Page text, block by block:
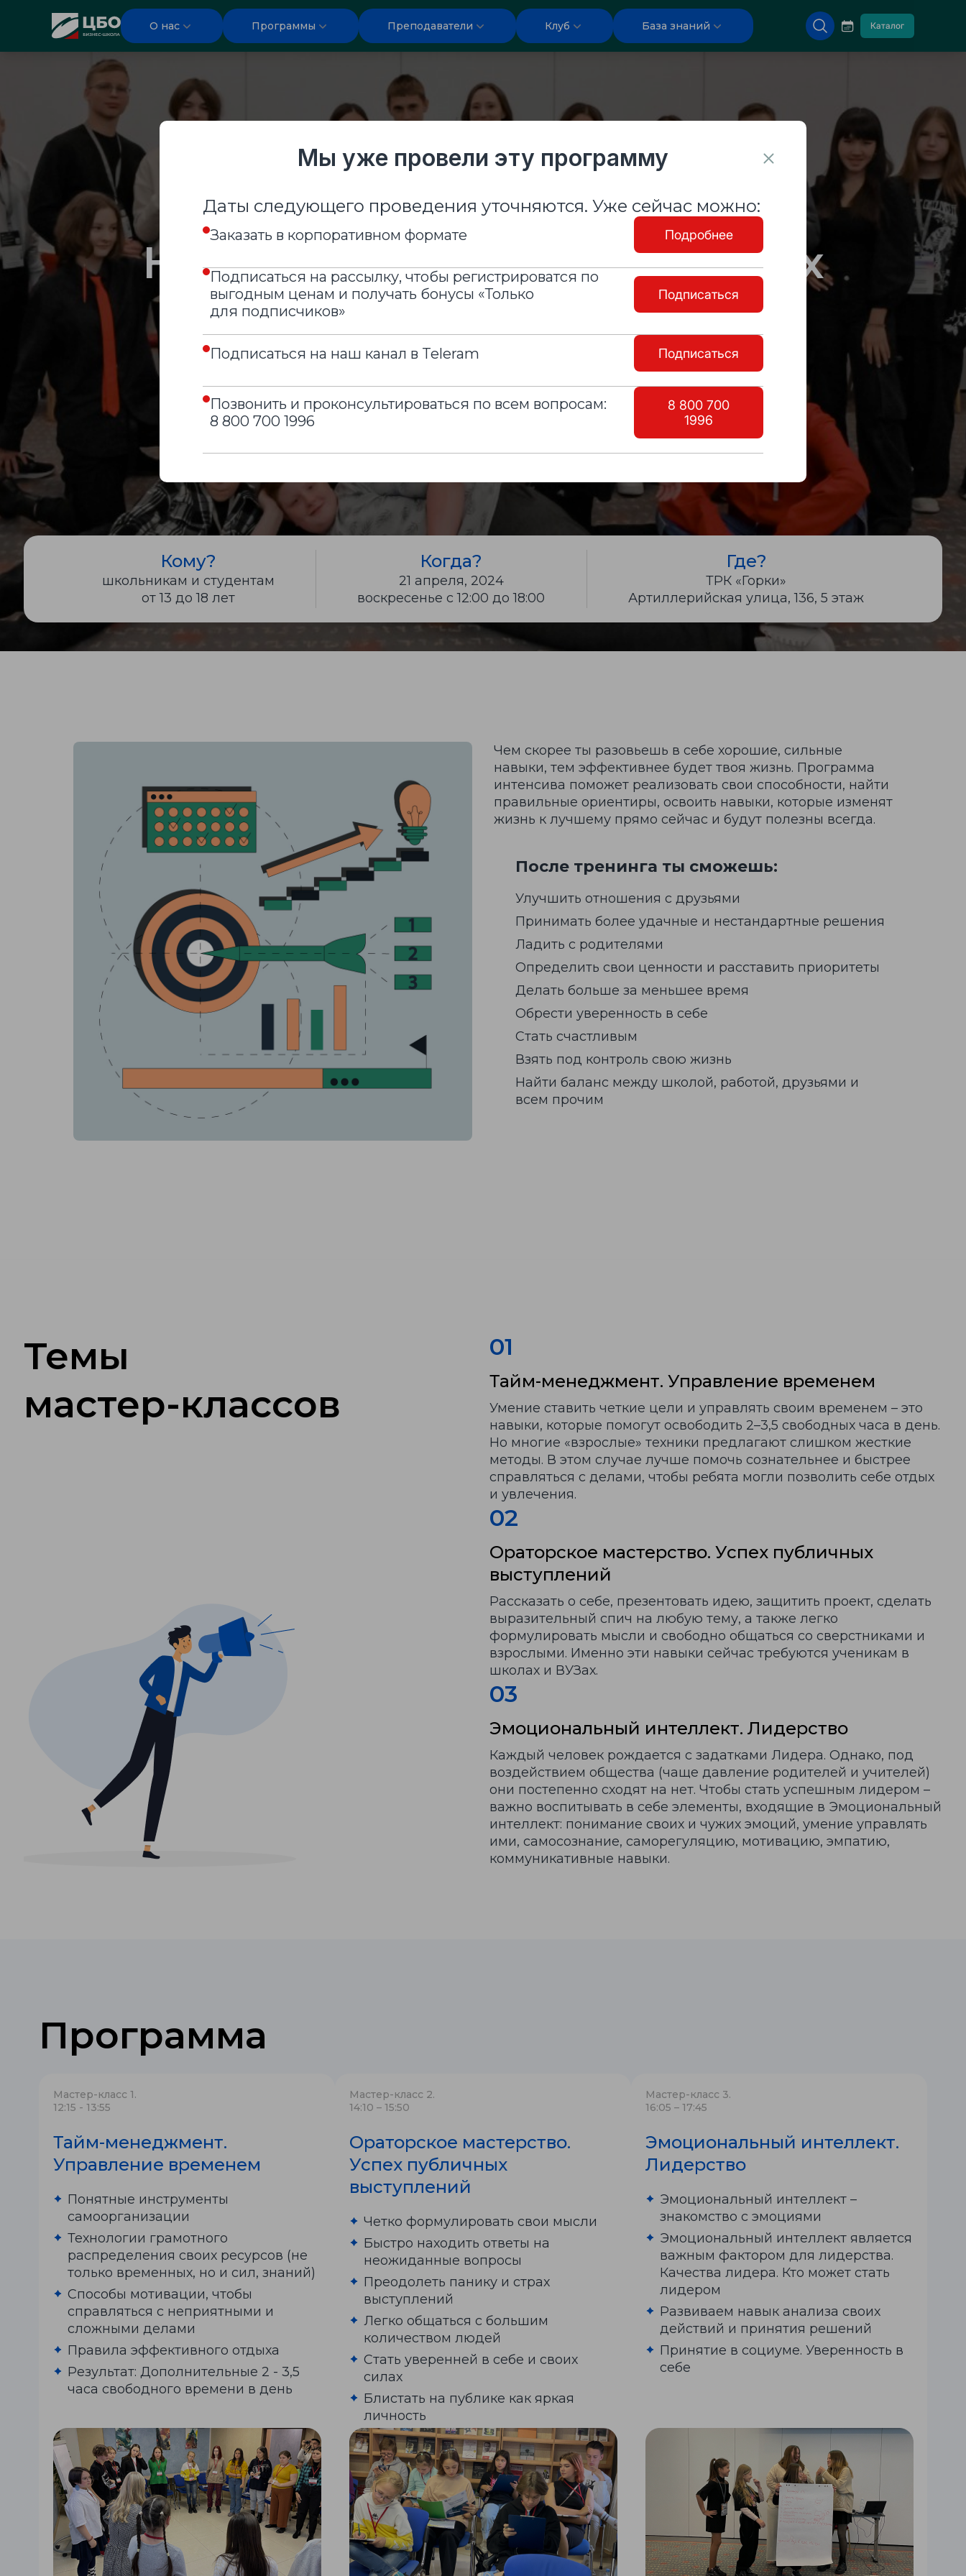
Мы уже провели эту программу
Даты следующего проведения уточняются. Уже сейчас можно:
Заказать в корпоративном формате Подробнее
Подписаться на рассылку, чтобы регистрироватся по
выгодным ценам и получать бонусы «Только
для подписчиков»
Подписаться
Подписаться на наш канал в Teleram Подписаться
Позвонить и проконсультироваться по всем вопросам:
8 800 700 1996
8 800 700
1996
CBO О нас Программы Преподаватели Клуб База знаний Каталог
Бизнес-интенсив для молодежи 13+ (Челябинск)
Навыки высокоэффективных
подростков
Кому?
школьникам и студентам
от 13 до 18 лет
Когда?
21 апреля, 2024
воскресенье с 12:00 до 18:00
Где?
ТРК «Горки»
Артиллерийская улица, 136, 5 этаж
Чем скорее ты разовьешь в себе хорошие, сильные
навыки, тем эффективнее будет твоя жизнь. Программа
интенсива поможет реализовать свои способности, найти
правильные ориентиры, освоить навыки, которые изменят
жизнь к лучшему прямо сейчас и будут полезны всегда.
После тренинга ты сможешь:
Улучшить отношения с друзьями
Принимать более удачные и нестандартные решения
Ладить с родителями
Определить свои ценности и расставить приоритеты
Делать больше за меньшее время
Обрести уверенность в себе
Стать счастливым
Взять под контроль свою жизнь
Найти баланс между школой, работой, друзьями и
всем прочим
Темы
мастер-классов
01
Тайм-менеджмент. Управление временем
Умение ставить четкие цели и управлять своим временем – это
навыки, которые помогут освободить 2–3,5 свободных часа в день.
Но многие «взрослые» техники предлагают слишком жесткие
методы. В этом случае лучше помочь сознательнее и быстрее
справляться с делами, чтобы ребята могли позволить себе отдых
и увлечения.
02
Ораторское мастерство. Успех публичных
выступлений
Рассказать о себе, презентовать идею, защитить проект, сделать
выразительный спич на любую тему, а также легко
формулировать мысли и свободно общаться со сверстниками и
взрослыми. Именно эти навыки сейчас требуются ученикам в
школах и ВУЗах.
03
Эмоциональный интеллект. Лидерство
Каждый человек рождается с задатками Лидера. Однако, под
воздействием общества (чаще давление родителей и учителей)
они постепенно сходят на нет. Чтобы стать успешным лидером –
важно воспитывать в себе элементы, входящие в Эмоциональный
интеллект: понимание своих и чужих эмоций, умение управлять
ими, самосознание, саморегуляцию, мотивацию, эмпатию,
коммуникативные навыки.
Программа
Мастер-класс 1.
12:15 - 13:55
Тайм-менеджмент.
Управление временем
Понятные инструменты
самоорганизации
Технологии грамотного
распределения своих ресурсов (не
только временных, но и сил, знаний)
Способы мотивации, чтобы
справляться с неприятными и
сложными делами
Правила эффективного отдыха
Результат: Дополнительные 2 - 3,5
часа свободного времени в день
Мастер-класс 2.
14:10 – 15:50
Ораторское мастерство.
Успех публичных
выступлений
Четко формулировать свои мысли
Быстро находить ответы на
неожиданные вопросы
Преодолеть панику и страх
выступлений
Легко общаться с большим
количеством людей
Стать уверенней в себе и своих
силах
Блистать на публике как яркая
личность
Мастер-класс 3.
16:05 – 17:45
Эмоциональный интеллект.
Лидерство
Эмоциональный интеллект –
знакомство с эмоциями
Эмоциональный интеллект является
важным фактором для лидерства.
Качества лидера. Кто может стать
лидером
Развиваем навык анализа своих
действий и принятия решений
Принятие в социуме. Уверенность в
себе